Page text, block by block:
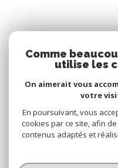
© 2026 |
Comme
utilise les
On aimerait vous
votre
En poursuivant, vous
cookies par ce site, afin
contenus adaptés et